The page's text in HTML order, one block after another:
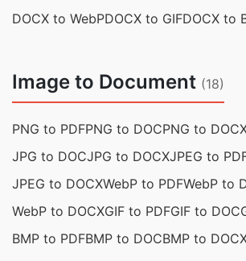
DOCX to WebPDOCX to GIFDOCX to
Image to Document (18)
PNG to PDFPNG to DOCPNG to
JPG to DOCJPG to DOCXJPEG to
JPEG to DOCXWebP to PDFWebP to
WebP to DOCXGIF to PDFGIF to DOC
BMP to PDFBMP to DOCBMP to